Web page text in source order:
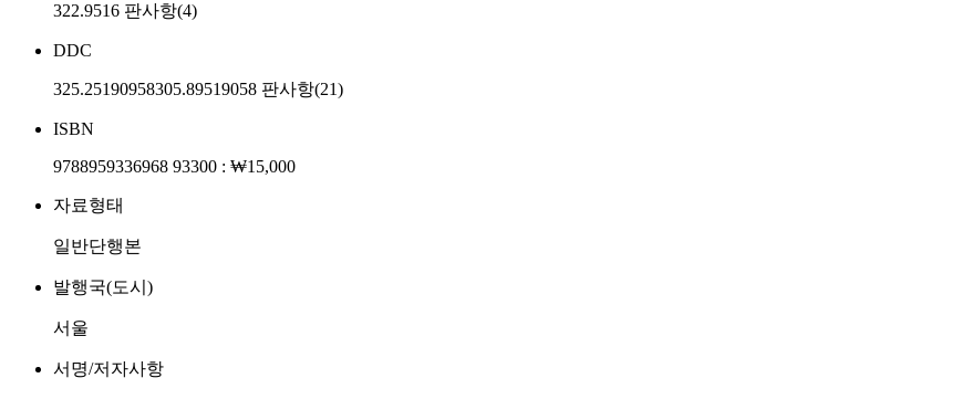
322.9516 판사항(4)
DDC
325.25190958305.89519058 판사항(21)
ISBN
9788959336968 93300 : ₩15,000
자료형태
일반단행본
발행국(도시)
서울
서명/저자사항